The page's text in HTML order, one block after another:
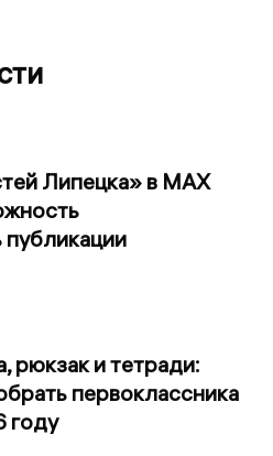
Липецка» в MAX
рюкзак и тетради:
первоклассника
году